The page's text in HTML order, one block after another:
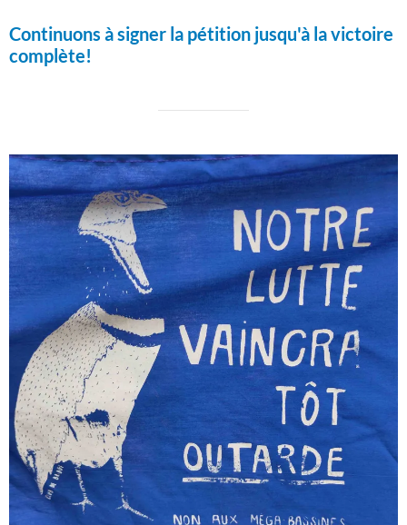
Continuons à signer la pétition jusqu'à la victoire
complète!